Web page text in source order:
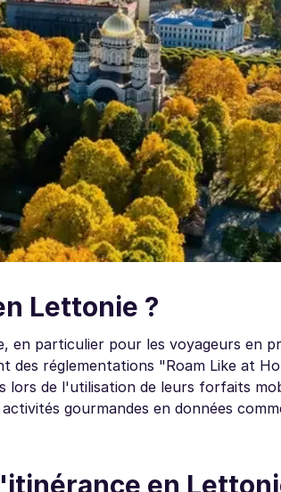
Lettonie ?
en particulier pour les voyageurs en
des réglementations "Roam Like at
de l'utilisation de leurs forfaits
gourmandes en données
en